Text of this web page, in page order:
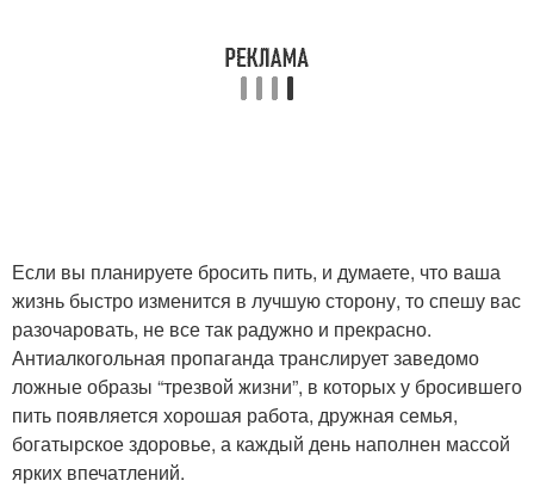
Если вы планируете бросить пить, и думаете, что ваша
жизнь быстро изменится в лучшую сторону, то спешу вас
разочаровать, не все так радужно и прекрасно.
Антиалкогольная пропаганда транслирует заведомо
ложные образы “трезвой жизни”, в которых у бросившего
пить появляется хорошая работа, дружная семья,
богатырское здоровье, а каждый день наполнен массой
ярких впечатлений.